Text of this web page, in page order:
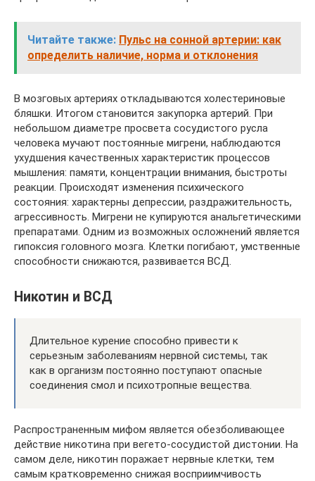
Читайте также: Пульс на сонной артерии: как
определить наличие, норма и отклонения
В мозговых артериях откладываются холестериновые
бляшки. Итогом становится закупорка артерий. При
небольшом диаметре просвета сосудистого русла
человека мучают постоянные мигрени, наблюдаются
ухудшения качественных характеристик процессов
мышления: памяти, концентрации внимания, быстроты
реакции. Происходят изменения психического
состояния: характерны депрессии, раздражительность,
агрессивность. Мигрени не купируются анальгетическими
препаратами. Одним из возможных осложнений является
гипоксия головного мозга. Клетки погибают, умственные
способности снижаются, развивается ВСД.
Никотин и ВСД
Длительное курение способно привести к
серьезным заболеваниям нервной системы, так
как в организм постоянно поступают опасные
соединения смол и психотропные вещества.
Распространенным мифом является обезболивающее
действие никотина при вегето-сосудистой дистонии. На
самом деле, никотин поражает нервные клетки, тем
самым кратковременно снижая восприимчивость